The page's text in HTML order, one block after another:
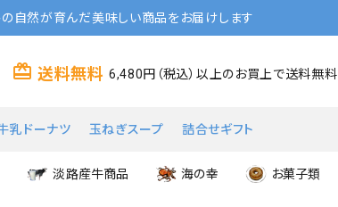
自然が育んだ美味しい商品をお届けします
card_giftcard 送料無料 6,480円（税込）以上のお買上で送料無料
乳ドーナツ 玉ねぎスープ 詰合せギフト
淡路産牛商品 海の幸 お菓子類